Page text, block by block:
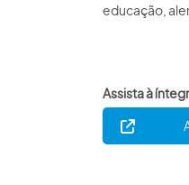
educação,
Assista à